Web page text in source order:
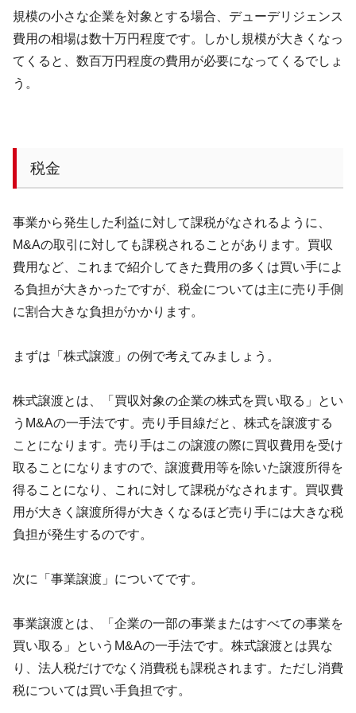
規模の小さな企業を対象とする場合、デューデリジェンス
費用の相場は数十万円程度です。しかし規模が大きくなっ
てくると、数百万円程度の費用が必要になってくるでしょ
う。
税金
事業から発生した利益に対して課税がなされるように、
M&Aの取引に対しても課税されることがあります。買収
費用など、これまで紹介してきた費用の多くは買い手によ
る負担が大きかったですが、税金については主に売り手側
に割合大きな負担がかかります。
まずは「株式譲渡」の例で考えてみましょう。
株式譲渡とは、「買収対象の企業の株式を買い取る」とい
う M&Aの一手法です。売り手目線だと、株式を譲渡する
ことになります。売り手はこの譲渡の際に買収費用を受け
取ることになりますので、譲渡費用等を除いた譲渡所得を
得ることになり、これに対して課税がなされます。買収費
用が大きく譲渡所得が大きくなるほど売り手には大きな税
負担が発生するのです。
次に「事業譲渡」についてです。
事業譲渡とは、「企業の一部の事業またはすべての事業を
買い取る」という M&Aの一手法です。株式譲渡とは異な
り、法人税だけでなく消費税も課税されます。ただし消費
税については買い手負担です。